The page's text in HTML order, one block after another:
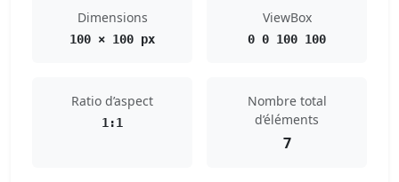
Dimensions
100 × 100 px
ViewBox
0 0 100 100
Ratio d’aspect
1:1
Nombre total
d’éléments
7